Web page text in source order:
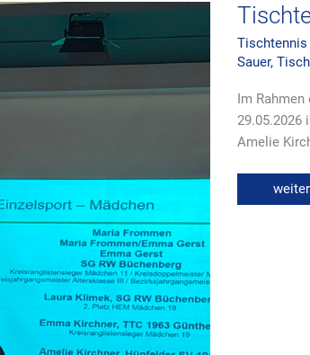
Tischtennis
Sauer,
Im
29.05.2026
Amelie